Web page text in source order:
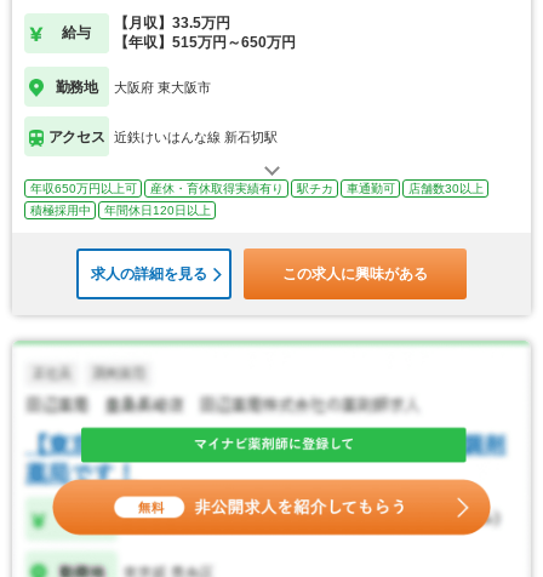
給与
【月収】33.5万円
【年収】515万円～650万円
勤務地 大阪府 東大阪市
アクセス 近鉄けいはんな線 新石切駅
年収650万円以上可 産休・育休取得実績有り 駅チカ 車通勤可
店舗数30以上
積極採用中
年間休日120日以上
求人の詳細を見る この求人に興味がある